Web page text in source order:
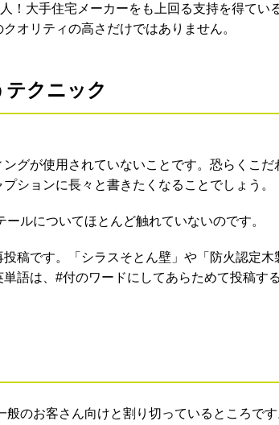
！大手住宅メーカーをも上回る支持を得てい
オリティの高さだけではありません。
クニック
グが使用されていないことです。恐らくこだ
ションに長々と書きたくなることでしょう。
ルについてほとんど触れていないのです。
稿です。「シラスそとん壁」や「防火認定木
語は、#付のワードにしてあらためて投稿す
のお客さん向けと割り切っているところです